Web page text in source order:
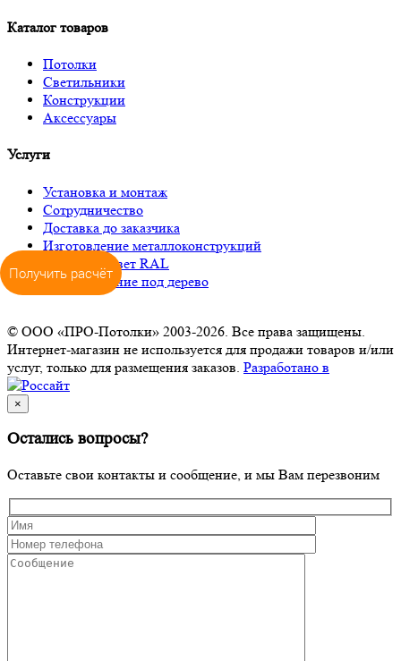
Каталог товаров
Потолки
Светильники
Конструкции
Аксессуары
Услуги
Установка и монтаж
Сотрудничество
Доставка до заказчика
Изготовление металлоконструкций
Окраска в цвет RAL
Декорирование под дерево
© ООО «ПРО-Потолки» 2003-2026. Все права защищены.
Интернет-магазин не используется для продажи товаров и/или
услуг, только для размещения заказов. Разработано в
×
Остались вопросы?
Оставьте свои контакты и сообщение, и мы Вам перезвоним
Получить расчёт